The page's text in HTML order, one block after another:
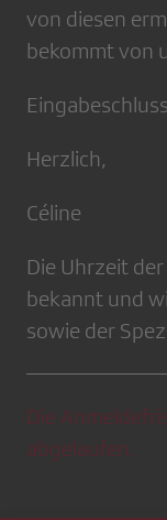
von diesen
bekommt von
Herzlich,
Céline
Die Uhrzeit
bekannt und
sowie der
Die
abgelaufen.